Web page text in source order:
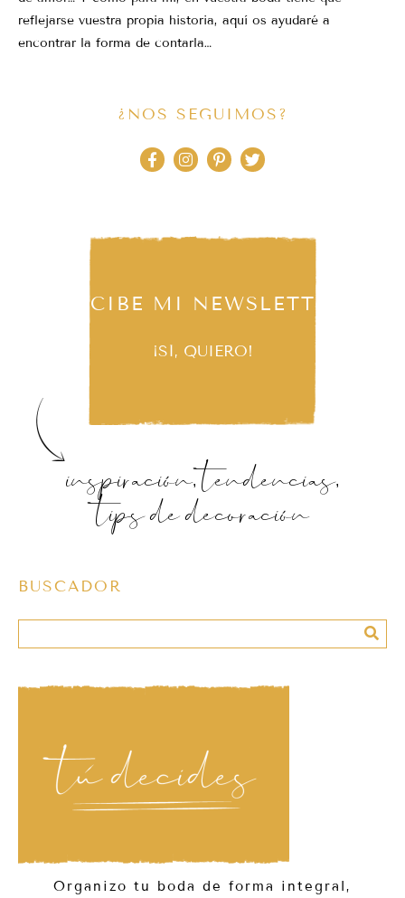
reflejarse vuestra propia historia, aquí os ayudaré a
encontrar la forma de contarla…
¿NOS SEGUIMOS?
RECIBE MI NEWSLETTER
¡SÍ, QUIERO!
inspiración, tendencias,
tips de decoración
BUSCADOR
Organizo tu boda de forma integral,